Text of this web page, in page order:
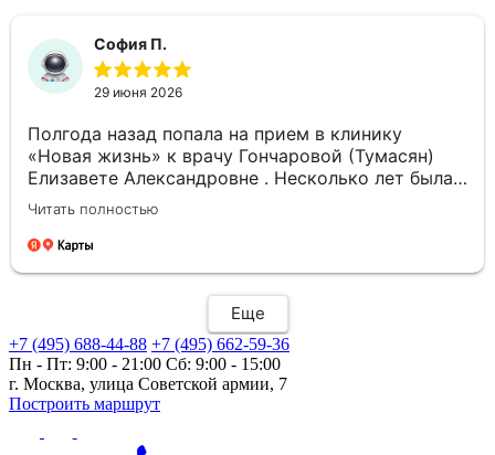
София П.
29 июня 2026
Полгода назад попала на прием в клинику
«Новая жизнь» к врачу Гончаровой (Тумасян)
Елизавете Александровне . Несколько лет была
проблема с нерегулярным менструальным
циклом, все время задержки на 1-1,5 месяца,
сменила несколько врачей , но проблема
спустя полгода месячные ходят как часы!!)
Елизавета Александровна очень вежливая,
объясняла подробно все на каждом этапе
коррекции терапии и помогла с данной
проблемой. Сейчас все хорошо благодаря ей.
Очень советую данного врача!
Читать полностью
Еще
+7 (495) 688-44-88 +7 (495) 662-59-36
Пн - Пт: 9:00 - 21:00 Сб: 9:00 - 15:00
г. Москва, улица Советской армии, 7
Построить маршрут